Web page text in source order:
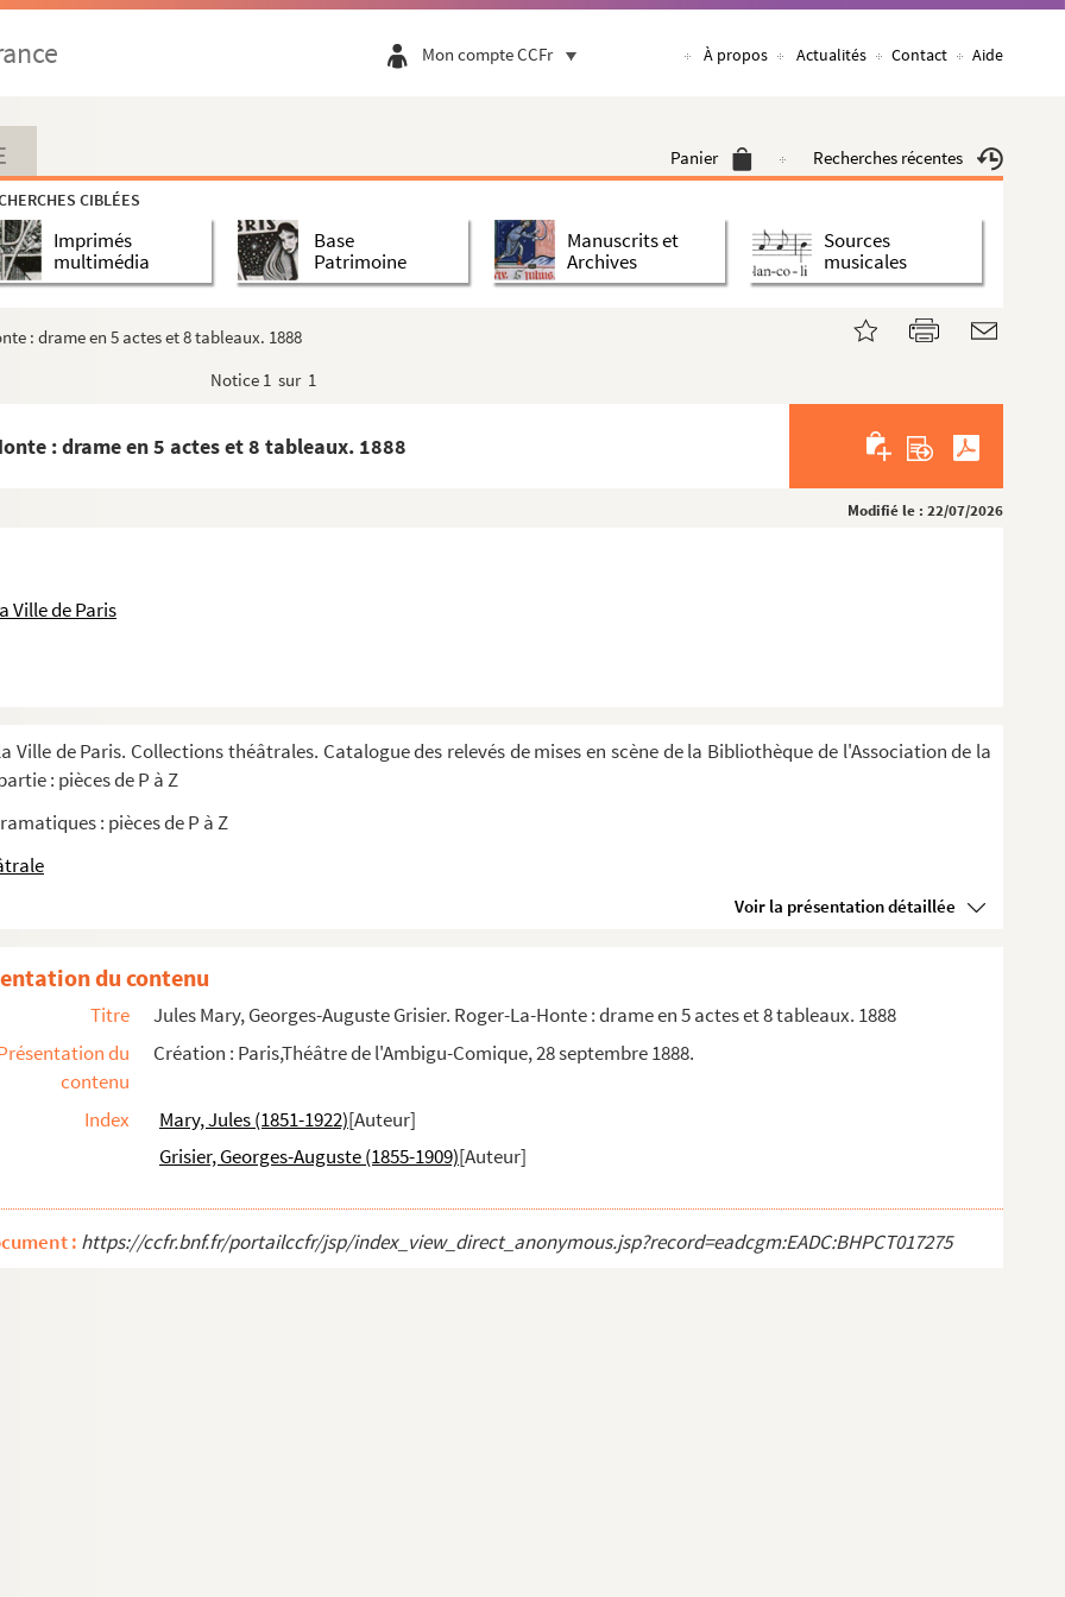
Mon compte CCFr À propos Actualités Contact Aide
Panier Recherches récentes
CIBLÉES
Imprimés
multimédia
Base
Patrimoine
Manuscrits et
Archives
Sources
musicales
: drame en 5 actes et 8 tableaux. 1888
Notice 1 sur 1
: drame en 5 actes et 8 tableaux. 1888
Modifié le : 22/07/2026
Ville de Paris
Ville de Paris. Collections théâtrales. Catalogue des relevés de mises en scène de la Bibliothèque de l'Association de la
: pièces de P à Z
: pièces de P à Z
Voir la présentation détaillée
et 1 prologue. 1920
1925
1903
1868
et 1917
historique en 7 tableaux. 1869
4 actes et en vers. 1896
en 1 acte. 1911
1907
et 8 tableaux. 1963
Robert-Macaire : drame burlesque en 4 a...
Rocambole : drame en 5 actes et 7 ta...
5 actes et 8 tableaux. 1888
de Léon Lemaire
de Paul Daubry
du contenu
Titre
Jules Mary, Georges-Auguste Grisier. Roger-La-Honte : drame en 5 actes et 8 tableaux. 1888
du
contenu
Création : Paris,Théâtre de l'Ambigu-Comique, 28 septembre 1888.
Index Mary, Jules (1851-1922)[Auteur]
Grisier, Georges-Auguste (1855-1909)[Auteur]
: https://ccfr.bnf.fr/portailccfr/jsp/index_view_direct_anonymous.jsp?record=eadcgm:EADC:BHPCT017275